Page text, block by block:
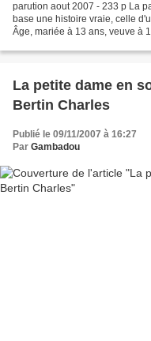
parution aout 2007 - 233 p La
base une histoire vraie, celle
Âge, mariée à 13 ans, veuve à
La petite dame en
Bertin Charles
Publié le 09/11/2007 à 16:27
Par Gambadou